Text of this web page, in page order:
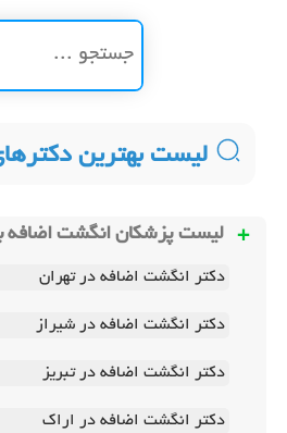
لیست بهترین
لیست پزشکان انگشت اضافه
دکتر انگشت اضافه در تهران
دکتر انگشت اضافه در شیراز
دکتر انگشت اضافه در تبریز
دکتر انگشت اضافه در اراک